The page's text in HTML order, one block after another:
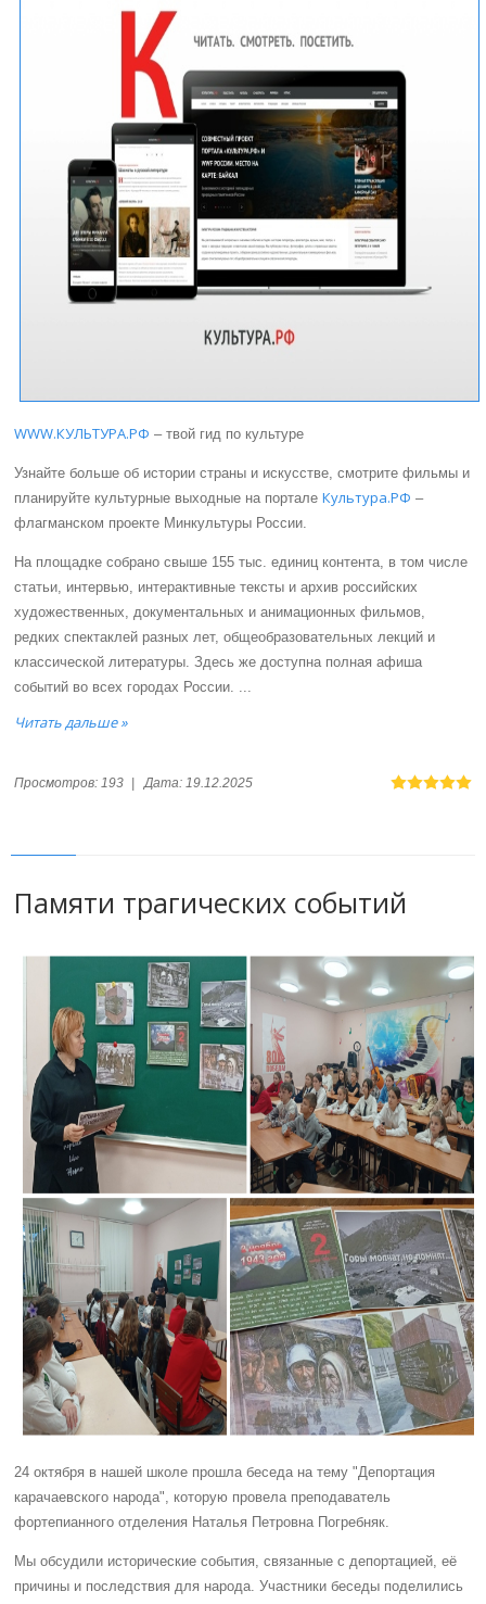
WWW.КУЛЬТУРА.РФ – твой гид по культуре
Узнайте больше об истории страны и искусстве, смотрите фильмы и
планируйте культурные выходные на портале Культура.РФ –
флагманском проекте Минкультуры России.
На площадке собрано свыше 155 тыс. единиц контента, в том числе
статьи, интервью, интерактивные тексты и архив российских
художественных, документальных и анимационных фильмов,
редких спектаклей разных лет, общеобразовательных лекций и
классической литературы. Здесь же доступна полная афиша
событий во всех городах России. ...
Читать дальше »
Просмотров: 193 Дата: 19.12.2025
Памяти трагических событий
24 октября в нашей школе прошла беседа на тему "Депортация
карачаевского народа", которую провела преподаватель
фортепианного отделения Наталья Петровна Погребняк.
Мы обсудили исторические события, связанные с депортацией, её
причины и последствия для народа. Участники беседы поделились